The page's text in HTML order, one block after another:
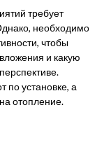
требует
необходимо
чтобы
и какую
по установке, а
отопление.